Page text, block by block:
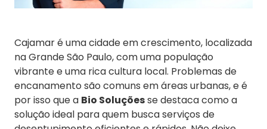
Cajamar é uma cidade em crescimento, localizada
na Grande São Paulo, com uma população
vibrante e uma rica cultura local. Problemas de
encanamento são comuns em áreas urbanas, e é
por isso que a Bio Soluçõesse destaca como a
solução ideal para quem busca serviços de